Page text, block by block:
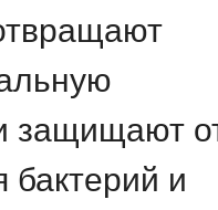
защищают
бактерий и